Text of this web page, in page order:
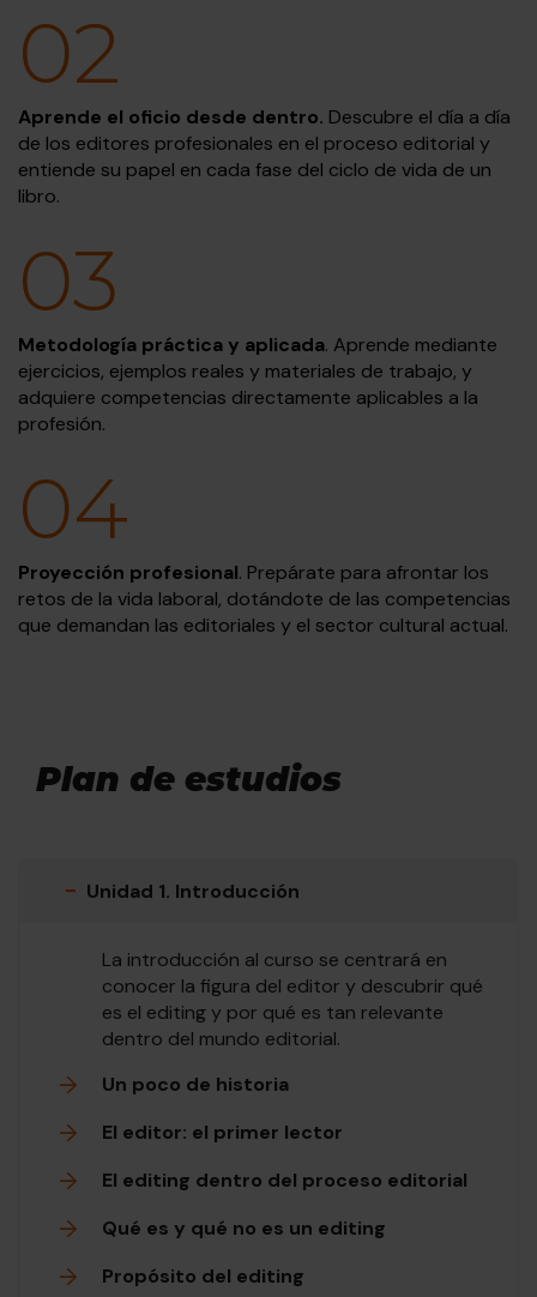
02
Aprende el oficio desde dentro. Descubre el día a día
de los editores profesionales en el proceso editorial y
entiende su papel en cada fase del ciclo de vida de un
libro.
03
Metodología práctica y aplicada. Aprende mediante
ejercicios, ejemplos reales y materiales de trabajo, y
adquiere competencias directamente aplicables a la
profesión.
04
Proyección profesional. Prepárate para afrontar los
retos de la vida laboral, dotándote de las competencias
que demandan las editoriales y el sector cultural actual.
Plan de estudios
− Unidad 1. Introducción
La introducción al curso se centrará en
conocer la figura del editor y descubrir qué
es el editing y por qué es tan relevante
dentro del mundo editorial.
Un poco de historia
El editor: el primer lector
El editing dentro del proceso editorial
Qué es y qué no es un editing
Propósito del editing